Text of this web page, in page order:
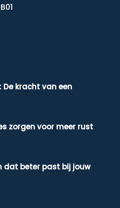
kracht van een
zorgen voor meer rust
dat beter past bij jouw